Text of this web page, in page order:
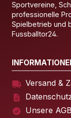
Sportvereine,
professionelle
Spielbetrieb und
Fussballtor24.
Versand &
Unsere AGB